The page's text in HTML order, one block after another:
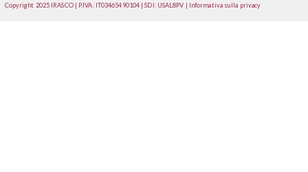
Copyright 2025 IRASCO | P.IVA: IT03465490104 | SDI: USAL8PV | Informativa sulla privacy